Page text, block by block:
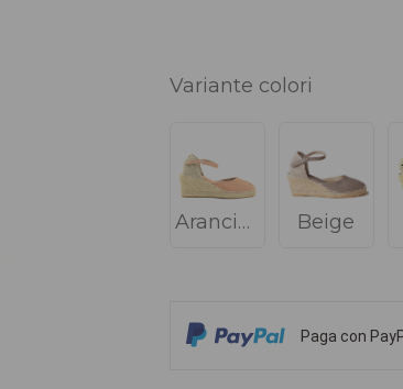
79,00 €.
Variante colori
Arancione Beige
Paga con